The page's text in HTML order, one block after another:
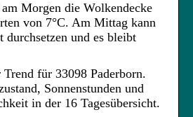
Morgen die Wolkendecke
von 7°C. Am Mittag kann
durchsetzen und es bleibt
für 33098 Paderborn.
Sonnenstunden und
in der 16 Tagesübersicht.